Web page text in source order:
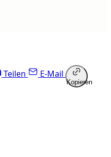
Teilen E-Mail
Kopieren